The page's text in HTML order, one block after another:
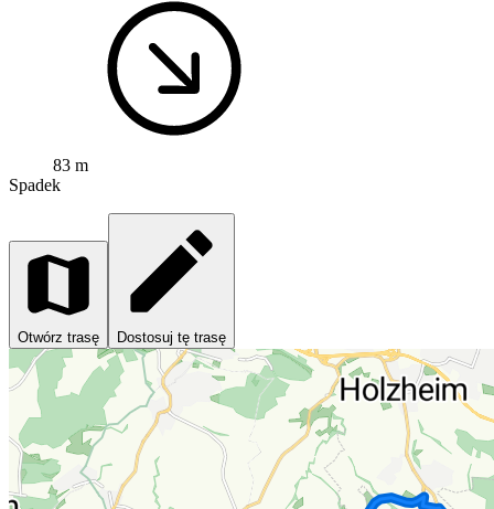
83 m
Spadek
Otwórz trasę Dostosuj tę trasę